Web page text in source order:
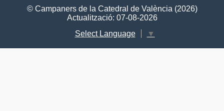
© Campaners de la Catedral de València (2026)
Actualització: 07-08-2026
Select Language
▼